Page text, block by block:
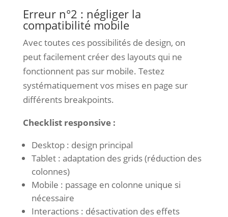
Erreur n°2 : négliger la
compatibilité mobile
Avec toutes ces possibilités de design, on
peut facilement créer des layouts qui ne
fonctionnent pas sur mobile. Testez
systématiquement vos mises en page sur
différents breakpoints.
Checklist responsive :
Desktop : design principal
Tablet : adaptation des grids (réduction des
colonnes)
Mobile : passage en colonne unique si
nécessaire
Interactions : désactivation des effets